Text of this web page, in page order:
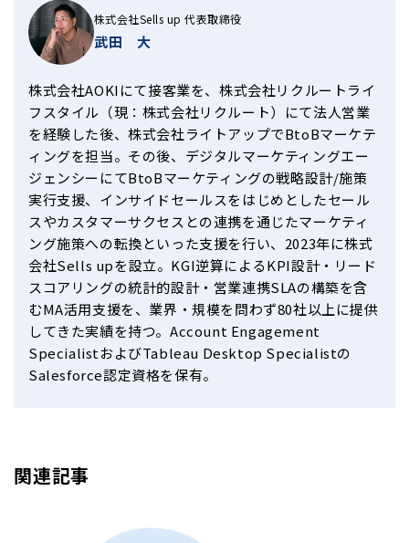
株式会社Sells up 代表取締役
武田 大
株式会社AOKIにて接客業を、株式会社リクルートライ
フスタイル（現：株式会社リクルート）にて法人営業
を経験した後、株式会社ライトアップでBtoBマーケテ
ィングを担当。その後、デジタルマーケティングエー
ジェンシーにてBtoBマーケティングの戦略設計/施策
実行支援、インサイドセールスをはじめとしたセール
スやカスタマーサクセスとの連携を通じたマーケティ
ング施策への転換といった支援を行い、2023年に株式
会社Sells upを設立。KGI逆算によるKPI設計・リード
スコアリングの統計的設計・営業連携SLAの構築を含
むMA活用支援を、業界・規模を問わず80社以上に提供
してきた実績を持つ。Account Engagement
SpecialistおよびTableau Desktop Specialistの
Salesforce認定資格を保有。
関連記事